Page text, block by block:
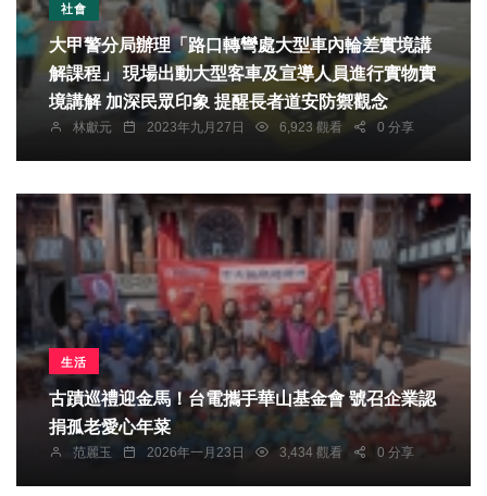
社會
大甲警分局辦理「路口轉彎處大型車內輪差實境講
解課程」 現場出動大型客車及宣導人員進行實物實
境講解 加深民眾印象 提醒長者道安防禦觀念
林獻元 2023年九月27日 6,923 觀看 0 分享
生活
古蹟巡禮迎金馬！台電攜手華山基金會 號召企業認
捐孤老愛心年菜
范麗玉 2026年一月23日 3,434 觀看 0 分享